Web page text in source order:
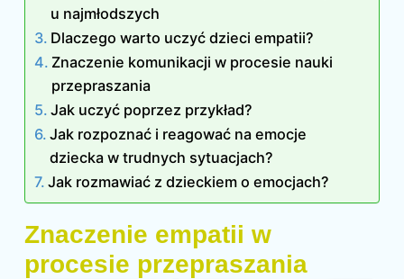
u najmłodszych
Dlaczego warto uczyć dzieci empatii?
Znaczenie komunikacji w procesie nauki
przepraszania
Jak uczyć poprzez przykład?
Jak rozpoznać i reagować na emocje
dziecka w trudnych sytuacjach?
Jak rozmawiać z dzieckiem o emocjach?
Znaczenie empatii w
procesie przepraszania